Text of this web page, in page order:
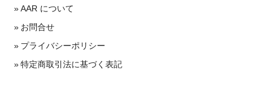
AAR について
お問合せ
プライバシーポリシー
特定商取引法に基づく表記